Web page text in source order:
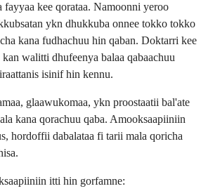
fayyaa kee qorataa. Namoonni yeroo
ykn dhukkuba onnee tokko tokko
kana fudhachuu hin qaban. Doktarri kee
walitti dhufeenya balaa qabaachuu
isinif hin kennu.
glaawukomaa, ykn proostaatii bal'ate
kana qorachuu qaba. Amooksaapiiniin
hordoffii dabalataa fi tarii mala qoricha
itti hin gorfamne: